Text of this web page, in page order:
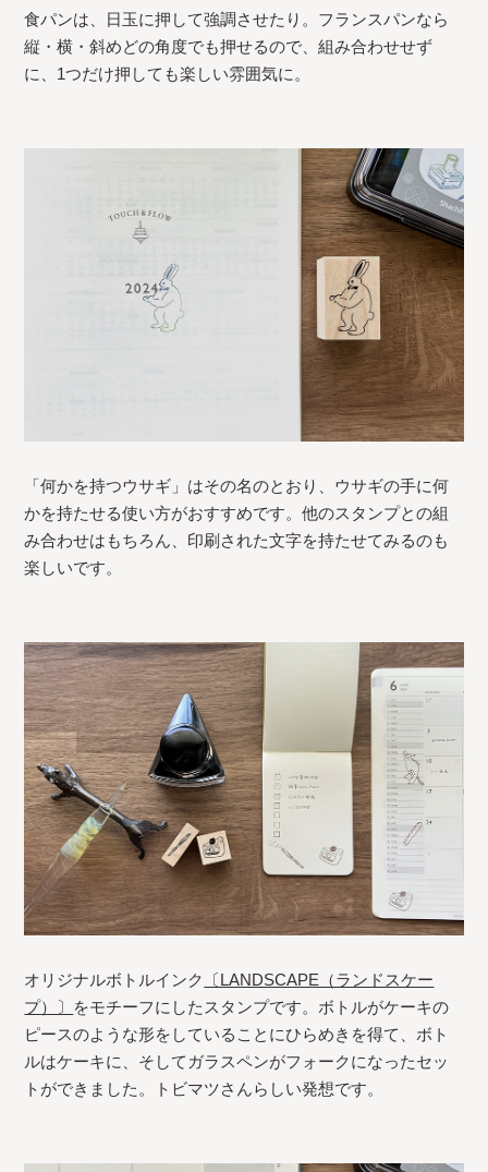
食パンは、日玉に押して強調させたり。フランスパンなら
縦・横・斜めどの角度でも押せるので、組み合わせせず
に、1つだけ押しても楽しい雰囲気に。
「何かを持つウサギ」はその名のとおり、ウサギの手に何
かを持たせる使い方がおすすめです。他のスタンプとの組
み合わせはもちろん、印刷された文字を持たせてみるのも
楽しいです。
オリジナルボトルインク
〔LANDSCAPE（ランドスケー
プ）〕 をモチーフにしたスタンプです。ボトルがケーキの
ピースのような形をしていることにひらめきを得て、ボト
ルはケーキに、そしてガラスペンがフォークになったセッ
トができました。トビマツさんらしい発想です。